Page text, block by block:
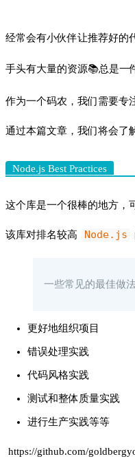
经常会有小伙伴让推荐好的
手头有大量的资源📚总是一
作为一个码农，我们需要专
通过本篇文章，我们将会了
Node.js Best Practices
这个库是一个很棒的地方，
该库对排名较高 Node.js
一些常见的最佳做
更好地组织项目
错误处理实践
代码风格实践
测试和整体质量实践
进行生产实践等等
https://github.com/